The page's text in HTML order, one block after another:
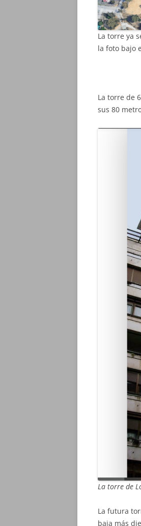
La torre ya
la foto bajo
La torre de
sus 80
La torre de
La futura
baja más